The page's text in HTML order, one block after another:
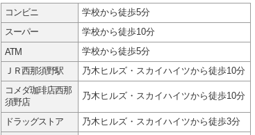
コンビニ
学校から徒歩5分
スーパー
学校から徒歩10分
ATM
学校から徒歩5分
ＪＲ西那須野駅
乃木ヒルズ・スカイハイツから徒歩10分
コメダ珈琲店西那
須野店
乃木ヒルズ・スカイハイツから徒歩10分
ドラッグストア
乃木ヒルズ・スカイハイツから徒歩3分